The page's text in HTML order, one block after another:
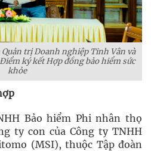
Quản trị Doanh nghiệp Tinh Vân và
ký kết Hợp đồng bảo hiểm sức
khỏe
Bảo hiểm Phi nhân thọ
ty con của Công ty TNHH
(MSI), thuộc Tập đoàn